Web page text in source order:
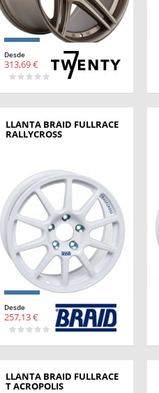
Desde
313,69 €
LLANTA BRAID FULLRACE
RALLYCROSS
Desde
257,13 €
LLANTA BRAID FULLRACE
T ACROPOLIS